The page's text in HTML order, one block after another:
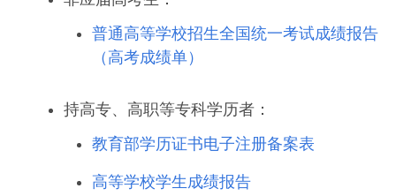
普通高等学校招生全国统一考试成绩报告
（高考成绩单）
持高专、高职等专科学历者：
教育部学历证书电子注册备案表
高等学校学生成绩报告